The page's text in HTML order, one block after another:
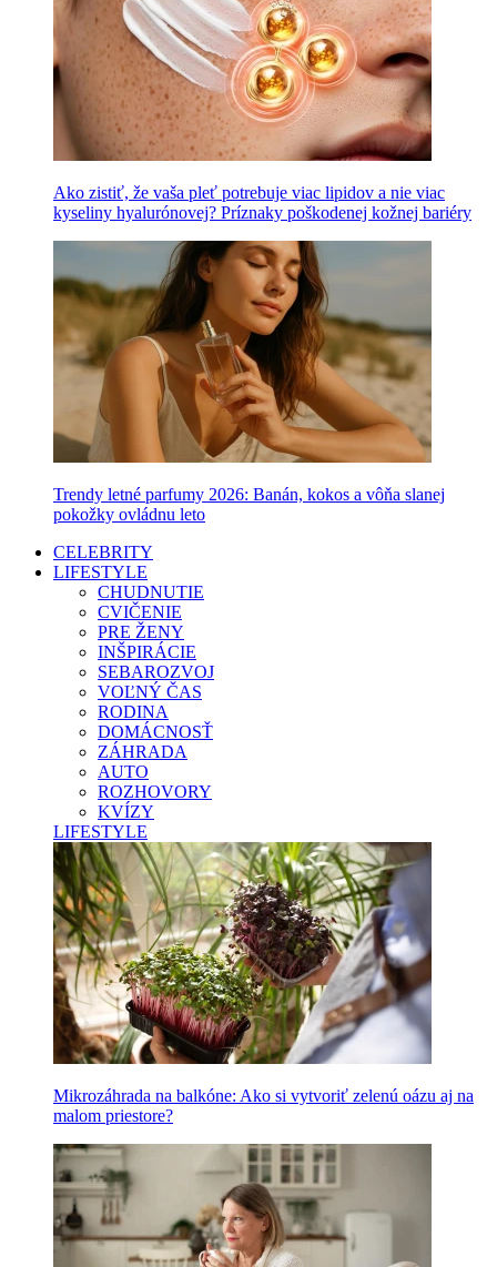
Ako zistiť, že vaša pleť potrebuje viac lipidov a nie viac
kyseliny hyalurónovej? Príznaky poškodenej kožnej bariéry
Trendy letné parfumy 2026: Banán, kokos a vôňa slanej
pokožky ovládnu leto
CELEBRITY
LIFESTYLE
CHUDNUTIE
CVIČENIE
PRE ŽENY
INŠPIRÁCIE
SEBAROZVOJ
VOĽNÝ ČAS
RODINA
DOMÁCNOSŤ
ZÁHRADA
AUTO
ROZHOVORY
KVÍZY
LIFESTYLE
Mikrozáhrada na balkóne: Ako si vytvoriť zelenú oázu aj na
malom priestore?